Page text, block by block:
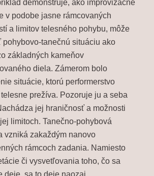
demonštruje, ako improvizačné
v podobe jasne rámcovaných
a limitov telesného pohybu, môže
pohybovo-tanečnú situáciu ako
základných kameňov
diela. Zámerom bolo
situácie, ktorú performerstvo
prežíva. Pozoruje ju a seba
jej hraničnosť a možnosti
limitoch. Tanečno-pohybová
vzniká zakaždým nanovo
rámcoch zadania. Namiesto
či vysvetľovania toho, čo sa
deje, sa to deje naozaj.